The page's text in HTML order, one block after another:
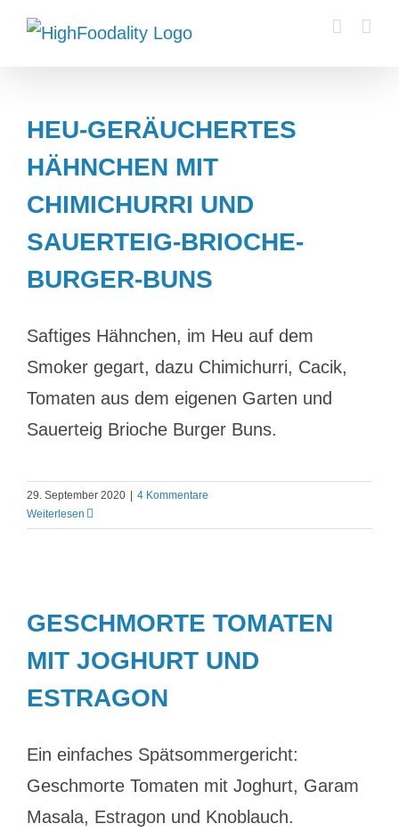
Zum
Inhalt
HEU-GERÄUCHERTES
HÄHNCHEN MIT
CHIMICHURRI UND
SAUERTEIG-BRIOCHE-
BURGER-BUNS
Saftiges Hähnchen, im Heu auf dem
Smoker gegart, dazu Chimichurri, Cacik,
Tomaten aus dem eigenen Garten und
Sauerteig Brioche Burger Buns.
29. September 2020
4 Kommentare
Weiterlesen
GESCHMORTE TOMATEN
MIT JOGHURT UND
ESTRAGON
Ein einfaches Spätsommergericht:
Geschmorte Tomaten mit Joghurt, Garam
Masala, Estragon und Knoblauch.